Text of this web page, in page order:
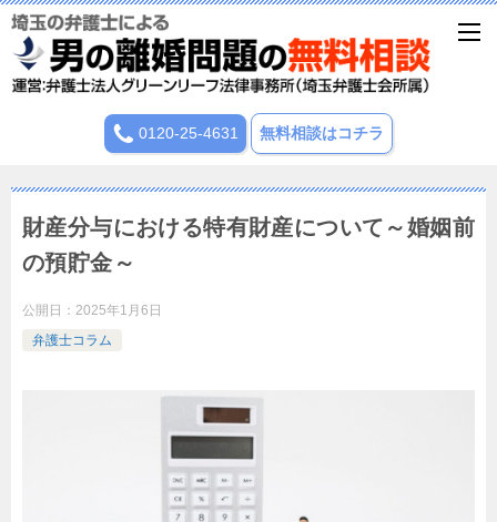
0120-25-4631 無料相談はコチラ
財産分与における特有財産について～婚姻前
の預貯金～
公開日： 2025年1月6日
弁護士コラム